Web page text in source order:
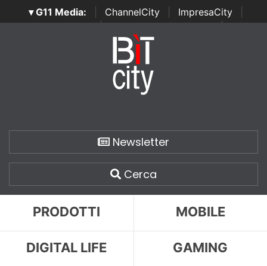
▾ G11 Media: ChannelCity ImpresaCity
SecurityOpenLab | Italian Channel Awards | Italian
Italian Security Awards
Newsletter
Cerca
PRODOTTI MOBILE
DIGITAL LIFE GAMING